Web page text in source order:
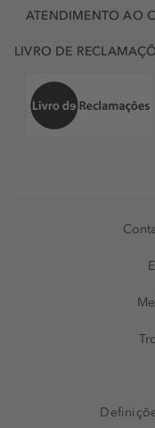
ATENDIMENTO AO
LIVRO DE